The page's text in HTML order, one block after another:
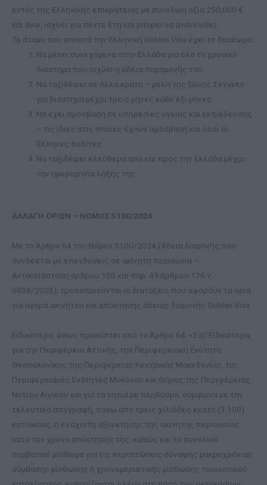
εντός της Ελληνικής επικράτειας με συνολική αξία 250,000 €
και άνω, ισχύει για πέντε έτη και μπορεί να ανανεωθεί.
Το άτομο που αποκτά την Ελληνική Golden Visa έχει το δικαίωμα:
Να μένει συνεχόμενα στην Ελλάδα για όλο το χρονικό
διάστημα που ισχύει η άδεια παραμονής του.
Να ταξιδέψει σε άλλα κράτη – μέλη της ζώνης Σένγκεν
για διάστημα μέχρι τρεις μήνες κάθε έξι μήνες.
Να έχει πρόσβαση σε υπηρεσίες υγείας και εκπαίδευσης
– τις ίδιες στις οποίες έχουν πρόσβαση και όλοι οι
Έλληνες πολίτες.
Να ταξιδέψει ελεύθερα από και προς την Ελλάδα μέχρι
την ημερομηνία λήξης της.
ΑΛΛΑΓΗ ΟΡΙΩΝ – ΝΟΜΟΣ 5100/2024
Με το Άρθρο 64 του Νόμου 5100/2024 (Άδεια διαμονής που
συνδέεται με επενδύσεις σε ακίνητη περιουσία –
Αντικατάσταση άρθρου 100 και παρ. 49 άρθρου 176 ν.
5038/2023), τροποποιούνται οι διατάξεις που αφορούν τα όρια
για αγορά ακινήτου και απόκτησης άδειας διαμονής Golden Visa.
Ειδικότερα, όπως προκύπτει από το Άρθρο 64, «2.α) Ειδικότερα,
για την Περιφέρεια Αττικής, την Περιφερειακή Ενότητα
Θεσσαλονίκης της Περιφέρειας Κεντρικής Μακεδονίας, τις
Περιφερειακές Ενότητες Μυκόνου και Θήρας της Περιφέρειας
Νοτίου Αιγαίου και για τα νησιά με πληθυσμό, σύμφωνα με την
τελευταία απογραφή, πάνω από τρεις χιλιάδες εκατό (3.100)
κατοίκους, η ελάχιστη αξία κτήσης της ακίνητης περιουσίας
κατά τον χρόνο απόκτησής της, καθώς και το συνολικό
συμβατικό μίσθωμα για τις περιπτώσεις σύναψης μακροχρόνιας
σύμβασης μίσθωσης ή χρονομεριστικής μίσθωσης τουριστικού